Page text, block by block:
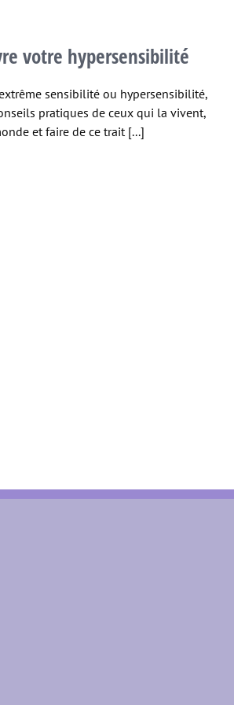
votre hypersensibilité
sensibilité ou hypersensibilité,
pratiques de ceux qui la vivent,
et faire de ce trait [...]